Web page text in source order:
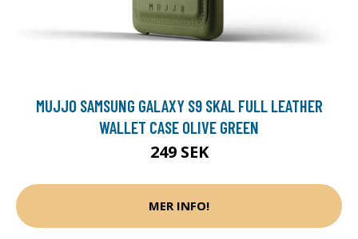
MUJJO SAMSUNG GALAXY S9 SKAL FULL LEATHER
WALLET CASE OLIVE GREEN
249 SEK
MER INFO!